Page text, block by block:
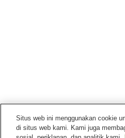
Beranda Jepang
Situs web ini menggunakan cookie
di situs web kami. Kami juga